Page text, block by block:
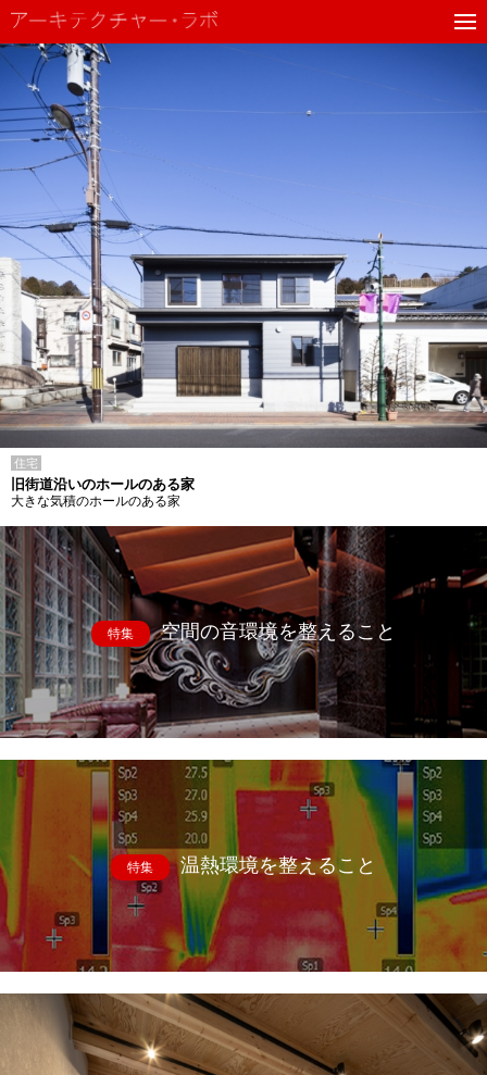
住宅
旧街道沿いのホールのある家
大きな気積のホールのある家
特集 空間の音環境を整えること
特集 温熱環境を整えること